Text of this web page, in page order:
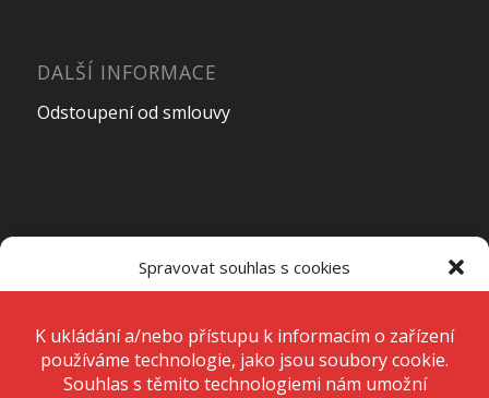
Spravovat souhlas s cookies
technologie, jako jsou soubory cookie. Děláme to, abychom zlepšili
zážitek z prohlížení a zobrazovali personalizované reklamy. Souhlas s
těmito technologiemi nám umožní zpracovávat údaje, jako je chování
při procházení nebo jedinečná ID na tomto webu. Nesouhlas nebo
DALŠÍ INFORMACE
Odstoupení od smlouvy
Pondělí – Pátek7:00 – 15:00
SobotaZavřeno